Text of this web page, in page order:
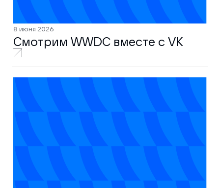
8 июня 2026
Смотрим WWDC вместе с VK